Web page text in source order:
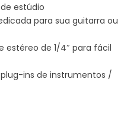
estúdio
para sua guitarra ou
estéreo de 1/4″ para fácil
plug-ins de instrumentos /